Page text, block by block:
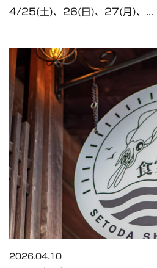
4/25(土)、26(日)、27(月)、...
2026.04.10